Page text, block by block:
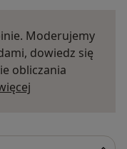
Moderujemy
dowiedz się
obliczania